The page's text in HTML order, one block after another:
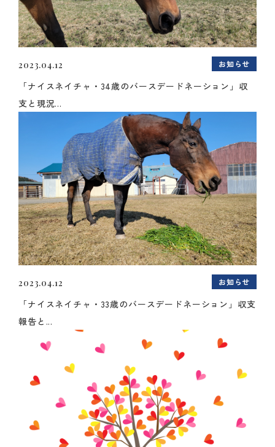
2023.04.12 お知らせ
「ナイスネイチャ・34歳のバースデードネーション」収
支と現況...
2023.04.12 お知らせ
「ナイスネイチャ・33歳のバースデードネーション」収支
報告と...